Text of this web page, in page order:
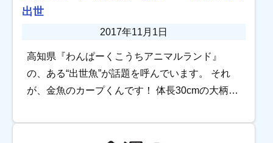
出世
2017年11月1日
高知県『わんぱーくこうちアニマルランド』
の、ある“出世魚”が話題を呼んでいます。 それ
が、金魚のカープくんです！ 体長30cmの大柄な
線をかいくぐってきた凄い金魚なんです！ 厳し